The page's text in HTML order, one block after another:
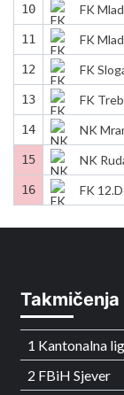
10 FK
11 FK
12 FK
13 FK
14 NK
15 NK
16 FK
Takmičenja
1 Kantonalna
2 FBiH Sjever